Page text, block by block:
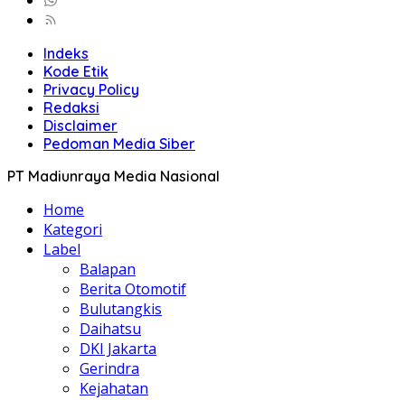
Indeks
Kode Etik
Privacy Policy
Redaksi
Disclaimer
Pedoman Media Siber
PT Madiunraya Media Nasional
Home
Kategori
Label
Balapan
Berita Otomotif
Bulutangkis
Daihatsu
DKI Jakarta
Gerindra
Kejahatan